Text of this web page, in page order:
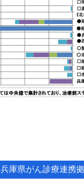
兵庫県がん診療連携